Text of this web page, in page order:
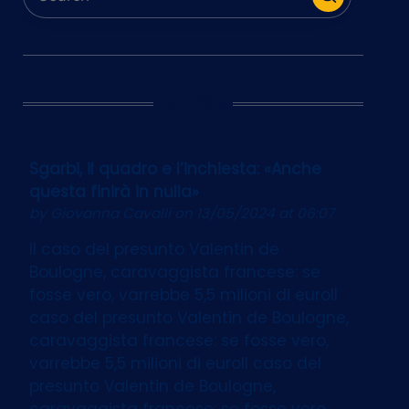
Ultim’Ora
Sgarbi, il quadro e l’inchiesta: «Anche
questa finirà in nulla»
by Giovanna Cavallion 13/05/2024 at 06:07
Il caso del presunto Valentin de
Boulogne, caravaggista francese: se
fosse vero, varrebbe 5,5 milioni di euroIl
caso del presunto Valentin de Boulogne,
caravaggista francese: se fosse vero,
varrebbe 5,5 milioni di euroIl caso del
presunto Valentin de Boulogne,